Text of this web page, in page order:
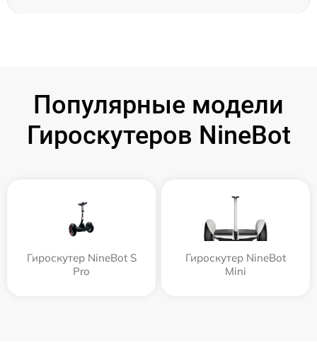
Популярные модели
Гироскутеров NineBot
Гироскутер NineBot S
Pro
Гироскутер NineBot
Mini